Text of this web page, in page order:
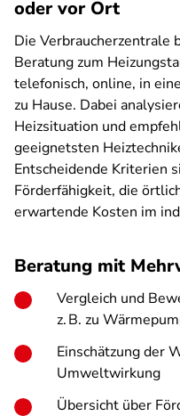
oder vor Ort
Die Verbraucherzentrale
Beratung zum
telefonisch, online, in
zu Hause. Dabei
Heizsituation und
geeignetsten
Entscheidende Kriterien
Förderfähigkeit, die
erwartende Kosten im
Beratung mit
Vergleich und
z. B. zu
Einschätzung der
Umweltwirkung
Übersicht über